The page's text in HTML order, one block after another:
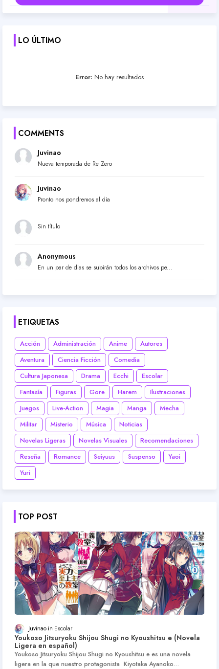
LO ÚLTIMO
Error: No hay resultados
COMMENTS
Juvinao
Nueva temporada de Re Zero
Juvinao
Pronto nos pondremos al dia
Sin título
Anonymous
En un par de dias se subirán todos los archivos pe...
ETIQUETAS
Acción Administración Anime
Autores
Aventura
Ciencia Ficción
Comedia
Cultura Japonesa
Drama Ecchi
Escolar
Fantasía
Figuras Gore Harem
Ilustraciones
Juegos
Live-Action Magia Manga
Mecha
Militar
Misterio Música
Noticias
Novelas Ligeras
Novelas Visuales
Recomendaciones
Reseña
Romance Seiyuus Suspenso
Yaoi
Yuri
TOP POST
Juvinao Escolar
Youkoso Jitsuryoku Shijou Shugi no Kyoushitsu e (Novela
Ligera en español)
Youkoso Jitsuryoku Shijou Shugi no Kyoushitsu e es una novela
ligera en la que nuestro protagonista Kiyotaka Ayanoko…